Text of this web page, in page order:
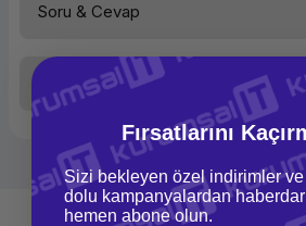
Yorum Yaz
Soru & Cevap
Ürün hakkında henüz soru
Soru Sor
Taksit Seçenekleri
Fırsatlarını
Sizi bekleyen özel indirimler
dolu kampanyalardan
hemen abone olun.